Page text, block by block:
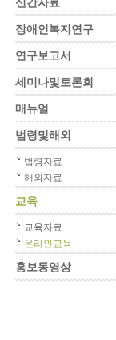
장애인복지연구
연구보고서
세미나및토론회
매뉴얼
법령및해외
법령자료
해외자료
교육
교육자료
온라인교육
홍보동영상